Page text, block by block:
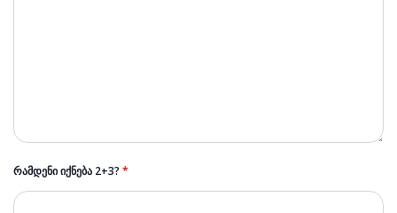
ᲠᲐᲛᲓᲔᲜᲘ ᲘᲥᲜᲔᲑᲐ 2+3? *